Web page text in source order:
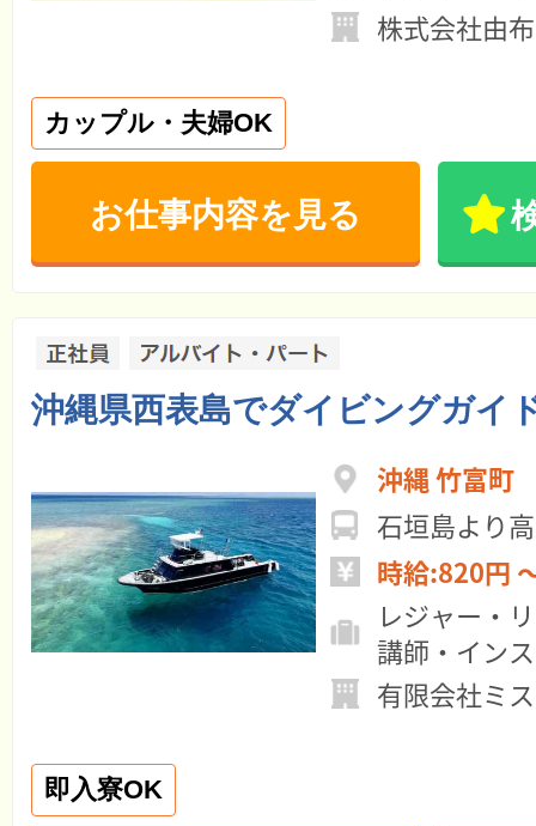
株式会社由
カップル・夫婦OK
お仕事内容を見る
沖縄県西表島でダイビングガイ
沖縄 竹富町
石垣島より
時給:820円
レジャー・
講師・イン
有限会社ミ
即入寮OK